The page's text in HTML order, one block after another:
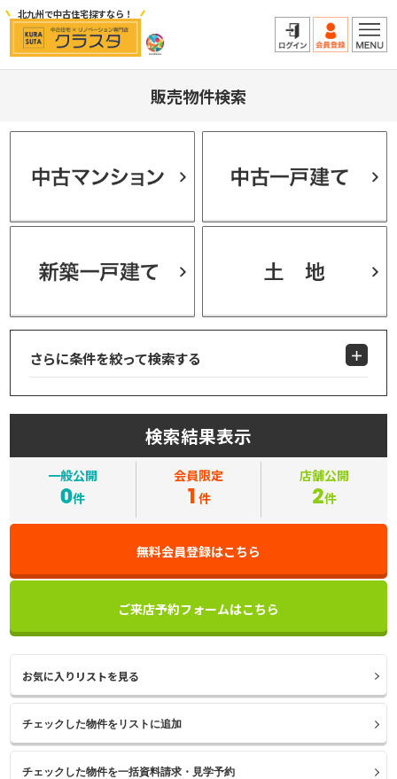
北九州で中古住宅探すなら！
販売物件検索
さらに条件を絞って検索する
検索結果表示
一般公開
0件
会員限定
1 件
店舗公開
2件
無料会員登録はこちら
ご来店予約フォームはこちら
お気に入りリストを見る